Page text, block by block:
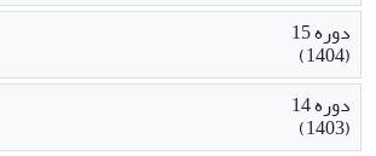
دوره 15
(1404)
دوره 14
(1403)